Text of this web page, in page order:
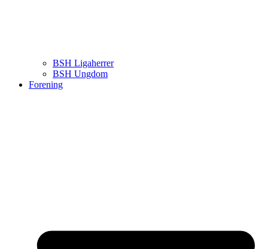
BSH Ligaherrer
BSH Ungdom
Forening